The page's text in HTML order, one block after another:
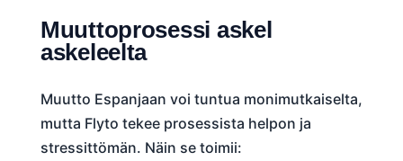
Muuttoprosessi askel
askeleelta
Muutto Espanjaan voi tuntua monimutkaiselta,
mutta Flyto tekee prosessista helpon ja
stressittömän. Näin se toimii: